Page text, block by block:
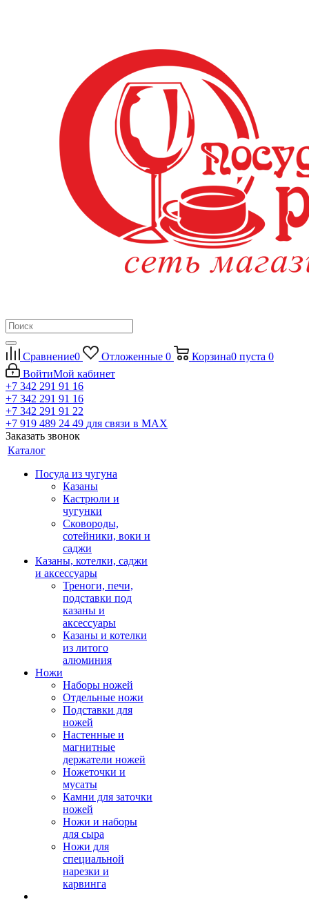
Сравнение0 Отложенные 0 Корзина0 пуста 0
ВойтиМой кабинет
+7 342 291 91 16
+7 342 291 91 16
+7 342 291 91 22
+7 919 489 24 49 для связи в МАХ
Заказать звонок
Каталог
Посуда из чугуна
Казаны
Кастрюли и
чугунки
Сковороды,
сотейники, воки и
саджи
Казаны, котелки, саджи
и аксессуары
Треноги, печи,
подставки под
казаны и
аксессуары
Казаны и котелки
из литого
алюминия
Ножи
Наборы ножей
Отдельные ножи
Подставки для
ножей
Настенные и
магнитные
держатели ножей
Ножеточки и
мусаты
Камни для заточки
ножей
Ножи и наборы
для сыра
Ножи для
специальной
нарезки и
карвинга